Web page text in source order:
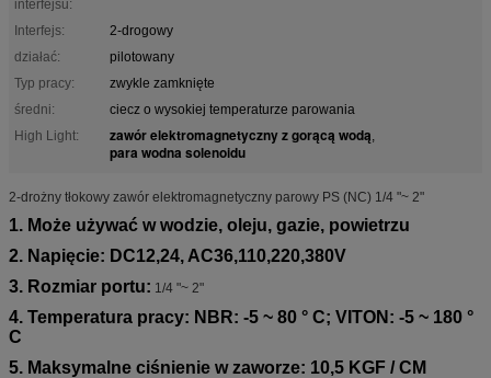
interfejsu:
Interfejs:
2-drogowy
działać:
pilotowany
Typ pracy:
zwykle zamknięte
średni:
ciecz o wysokiej temperaturze parowania
High Light:
zawór elektromagnetyczny z gorącą wodą,
para wodna solenoidu
2-drożny tłokowy zawór elektromagnetyczny parowy PS (NC) 1/4 "~ 2"
1. Może używać w wodzie, oleju, gazie, powietrzu
2. Napięcie: DC12,24, AC36,110,220,380V
3. Rozmiar portu: 1/4 "~ 2"
4. Temperatura pracy: NBR: -5 ~ 80 ° C; VITON: -5 ~ 180 °
C
5. Maksymalne ciśnienie w zaworze: 10,5 KGF / CM